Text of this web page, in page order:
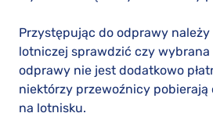
Przystępując do odprawy
lotniczej sprawdzić czy wybrana
odprawy nie jest dodatkowo
niektórzy przewoźnicy pobierają
na lotnisku.